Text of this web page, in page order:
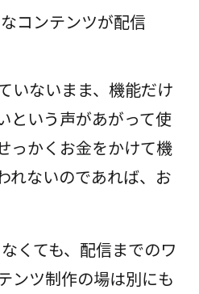
コンテンツが配信
いないまま、機能だけ
という声があがって使
っかくお金をかけて機
れないのであれば、お
くても、配信までのワ
ンツ制作の場は別にも